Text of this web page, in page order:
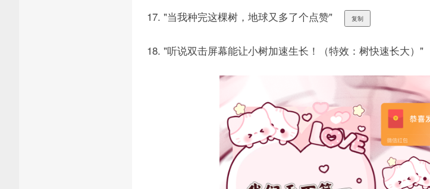
17. "当我种完这棵树，地球又多了个点赞" 复制
18. "听说双击屏幕能让小树加速生长！（特效：树快速长大）"